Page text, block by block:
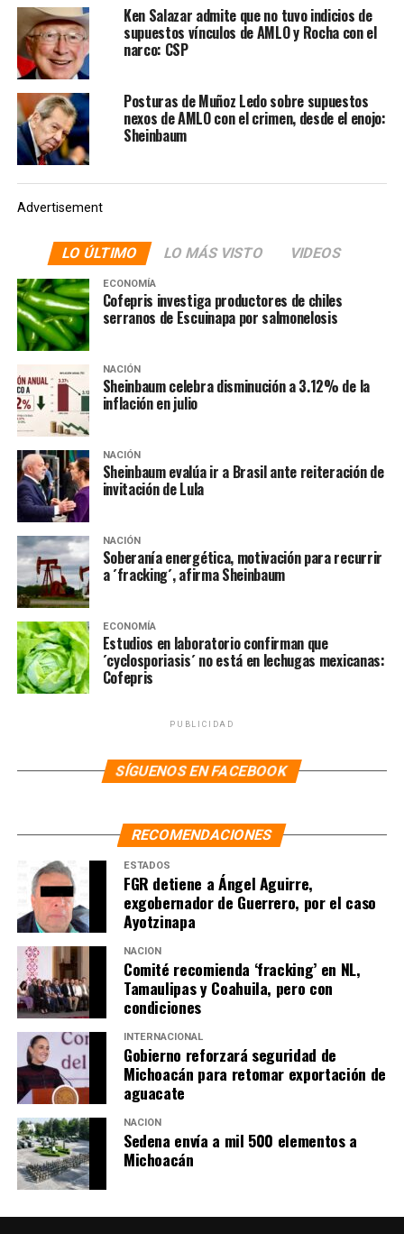
“Primero México y México somos todos”, concluyó
Sergio Mayer tras poner a disposición el presupuesto de
la Secretaría de Cultura para apoyar en las labores
contra la actual pandemia de coronavirus.
También enLa Hoguera:
Ejército manejará 10 hospitales en Plan DN-III por
coronavirus
NOTAS RELACIONADAS: AMLO ANDRÉS MANUEL
BRETÓN
CORONAVIRUS
COVID-19 CUIDADO
LÓPEZ OBRADOR
PRESIDENTE
SERGIO MAYER
Landau pide a Felipe Calderón no entrometerse en
NO TE PIERDAS
Müller insiste en no hacer caso a “chismosos” que
Ken Salazar admite que no tuvo indicios de
supuestos vínculos de AMLO y Rocha con el
narco: CSP
Posturas de Muñoz Ledo sobre supuestos
nexos de AMLO con el crimen, desde el enojo:
Sheinbaum
Advertisement
LO ÚLTIMO LO MÁS VISTO VIDEOS
ECONOMÍA
Cofepris investiga productores de chiles
serranos de Escuinapa por salmonelosis
NACIÓN
Sheinbaum celebra disminución a 3.12% de la
inflación en julio
NACIÓN
Sheinbaum evalúa ir a Brasil ante reiteración de
invitación de Lula
NACIÓN
Soberanía energética, motivación para recurrir
a ´fracking´, afirma Sheinbaum
ECONOMÍA
Estudios en laboratorio confirman que
´cyclosporiasis´ no está en lechugas mexicanas:
Cofepris
PUBLICIDAD
SÍGUENOS EN FACEBOOK
RECOMENDACIONES
ESTADOS
FGR detiene a Ángel Aguirre,
exgobernador de Guerrero, por el caso
Ayotzinapa
NACIÓN
Comité recomienda ‘fracking’ en NL,
Tamaulipas y Coahuila, pero con
condiciones
INTERNACIONAL
Gobierno reforzará seguridad de
Michoacán para retomar exportación de
aguacate
NACIÓN
Sedena envía a mil 500 elementos a
Michoacán